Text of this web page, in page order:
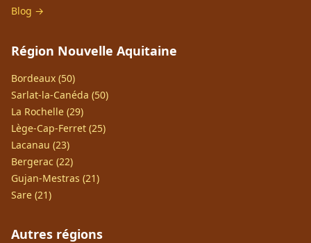
Blog →
Région Nouvelle Aquitaine
Bordeaux (50)
Sarlat-la-Canéda (50)
La Rochelle (29)
Lège-Cap-Ferret (25)
Lacanau (23)
Bergerac (22)
Gujan-Mestras (21)
Sare (21)
Autres régions